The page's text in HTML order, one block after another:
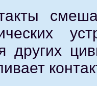
других